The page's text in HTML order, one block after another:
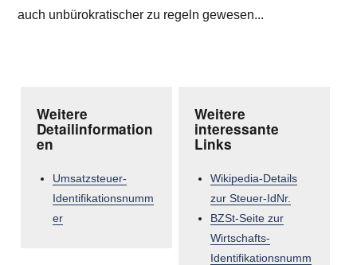
auch unbürokratischer zu regeln gewesen...
Weitere
Detailinformation
en
Umsatzsteuer-
Identifikationsnumm
er
Weitere
interessante
Links
Wikipedia-Details
zur Steuer-IdNr.
BZSt-Seite zur
Wirtschafts-
Identifikationsnumm